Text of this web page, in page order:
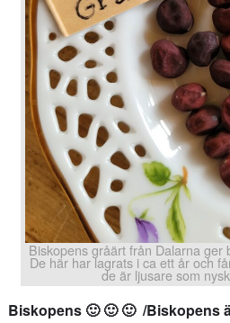
Biskopens gråärt från Dalarna ger
De här har lagrats i ca ett år och
de är ljusare som
Biskopens 🙂 🙂 🙂 /Biskopens